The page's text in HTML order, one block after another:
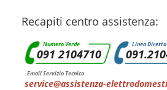
Recapiti centro assistenza:
Numero Verde
091 2104710
Linea Diretta
Email Servizio Tecnico
service@assistenza-